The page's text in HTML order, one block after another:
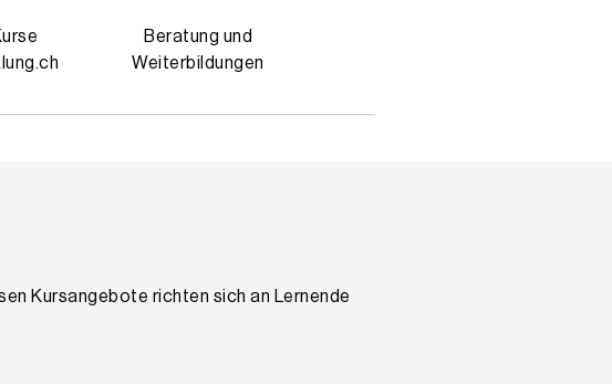
Beratung und
Weiterbildungen
Kursangebote richten sich an Lernende